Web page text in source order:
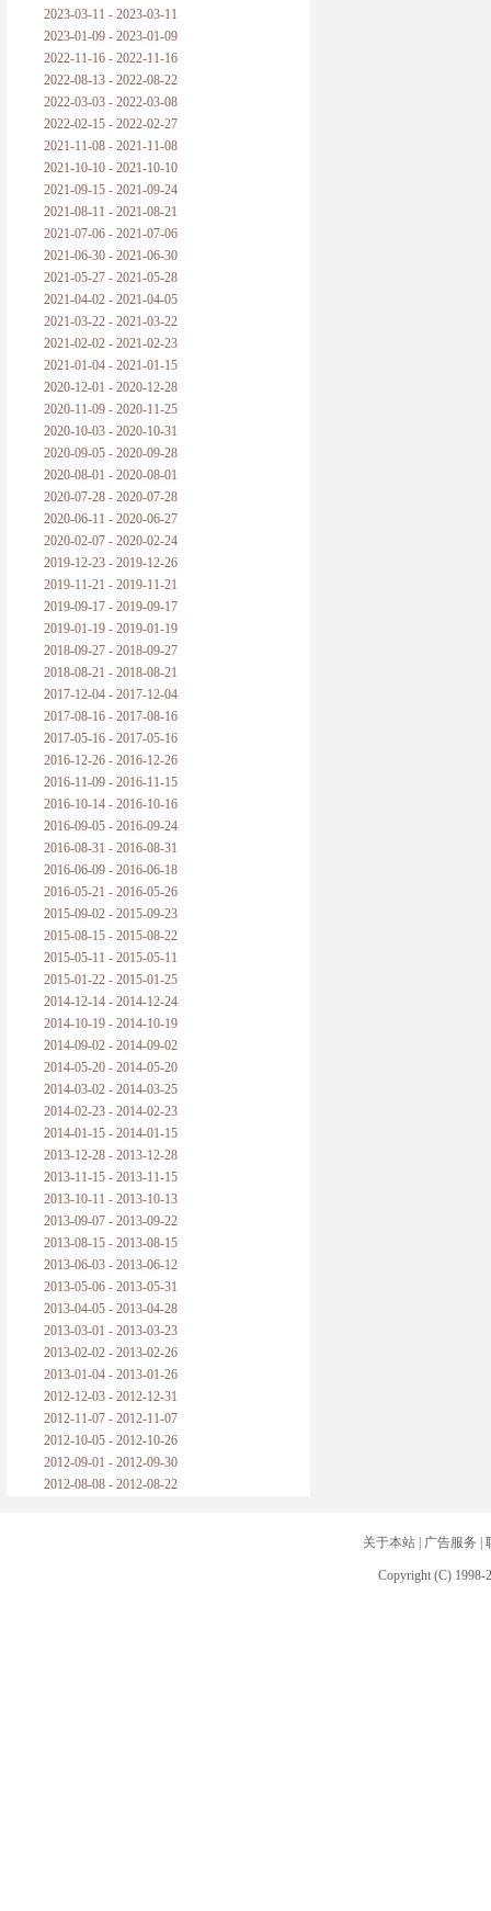
2023-03-11 - 2023-03-11
2023-01-09 - 2023-01-09
2022-11-16 - 2022-11-16
2022-08-13 - 2022-08-22
2022-03-03 - 2022-03-08
2022-02-15 - 2022-02-27
2021-11-08 - 2021-11-08
2021-10-10 - 2021-10-10
2021-09-15 - 2021-09-24
2021-08-11 - 2021-08-21
2021-07-06 - 2021-07-06
2021-06-30 - 2021-06-30
2021-05-27 - 2021-05-28
2021-04-02 - 2021-04-05
2021-03-22 - 2021-03-22
2021-02-02 - 2021-02-23
2021-01-04 - 2021-01-15
2020-12-01 - 2020-12-28
2020-11-09 - 2020-11-25
2020-10-03 - 2020-10-31
2020-09-05 - 2020-09-28
2020-08-01 - 2020-08-01
2020-07-28 - 2020-07-28
2020-06-11 - 2020-06-27
2020-02-07 - 2020-02-24
2019-12-23 - 2019-12-26
2019-11-21 - 2019-11-21
2019-09-17 - 2019-09-17
2019-01-19 - 2019-01-19
2018-09-27 - 2018-09-27
2018-08-21 - 2018-08-21
2017-12-04 - 2017-12-04
2017-08-16 - 2017-08-16
2017-05-16 - 2017-05-16
2016-12-26 - 2016-12-26
2016-11-09 - 2016-11-15
2016-10-14 - 2016-10-16
2016-09-05 - 2016-09-24
2016-08-31 - 2016-08-31
2016-06-09 - 2016-06-18
2016-05-21 - 2016-05-26
2015-09-02 - 2015-09-23
2015-08-15 - 2015-08-22
2015-05-11 - 2015-05-11
2015-01-22 - 2015-01-25
2014-12-14 - 2014-12-24
2014-10-19 - 2014-10-19
2014-09-02 - 2014-09-02
2014-05-20 - 2014-05-20
2014-03-02 - 2014-03-25
2014-02-23 - 2014-02-23
2014-01-15 - 2014-01-15
2013-12-28 - 2013-12-28
2013-11-15 - 2013-11-15
2013-10-11 - 2013-10-13
2013-09-07 - 2013-09-22
2013-08-15 - 2013-08-15
2013-06-03 - 2013-06-12
2013-05-06 - 2013-05-31
2013-04-05 - 2013-04-28
2013-03-01 - 2013-03-23
2013-02-02 - 2013-02-26
2013-01-04 - 2013-01-26
2012-12-03 - 2012-12-31
2012-11-07 - 2012-11-07
2012-10-05 - 2012-10-26
2012-09-01 - 2012-09-30
2012-08-08 - 2012-08-22
关于本站| 广告服务
Copyright (C) 1998-